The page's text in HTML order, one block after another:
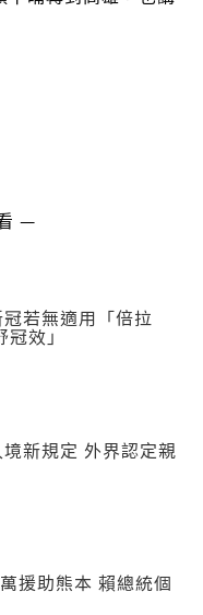
—
若無適用「倍拉
效」
新規定 外界認定親
援助熊本 賴總統個